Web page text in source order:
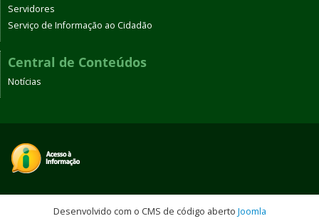
Servidores
Serviço de Informação ao Cidadão
Central de Conteúdos
Notícias
Desenvolvido com o CMS de código aberto Joomla